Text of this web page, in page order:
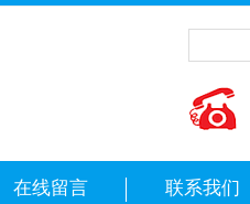
在线留言 联系我们